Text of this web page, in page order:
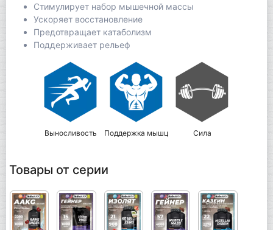
Стимулирует набор мышечной массы
Ускоряет восстановление
Предотвращает катаболизм
Поддерживает рельеф
Выносливость Поддержка мышц Сила
Товары от серии